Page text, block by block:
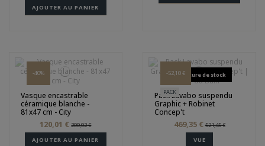
AJOUTER AU PANIER
-40%
Vasque encastrable
céramique blanche -
81x47 cm - City
120,01 €200,02 €
AJOUTER AU PANIER
-52,10 €
PACK
Rupture de stock
Pack Lavabo suspendu
Graphic + Robinet
Concep't
469,35 €521,45 €
VUE